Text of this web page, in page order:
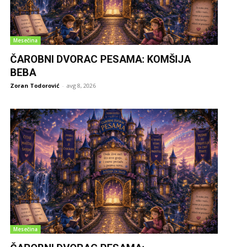
Mesečina
ČAROBNI DVORAC PESAMA: KOMŠIJA
BEBA
Zoran Todorović - avg 8, 2026
Mesečina